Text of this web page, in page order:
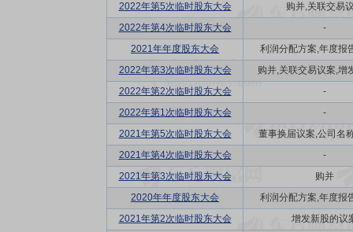
2022年第5次临时股东大会
购并,关联交易
2022年第4次临时股东大会
-
2021年年度股东大会
利润分配方案,年度报
2022年第3次临时股东大会
购并,关联交易议案,增
2022年第2次临时股东大会
-
2022年第1次临时股东大会
-
2021年第5次临时股东大会
董事换届议案,公司名
2021年第4次临时股东大会
-
2021年第3次临时股东大会
购并
2020年年度股东大会
利润分配方案,年度报
2021年第2次临时股东大会
增发新股的议